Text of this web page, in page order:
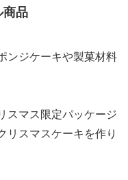
商品
ンジケーキや製菓材料
スマス限定パッケージ
リスマスケーキを作り